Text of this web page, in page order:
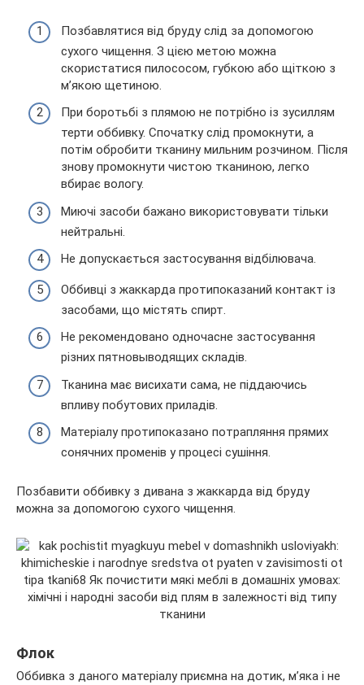
Позбавлятися від бруду слід за допомогою
сухого чищення. З цією метою можна
скористатися пилососом, губкою або щіткою з
м’якою щетиною.
При боротьбі з плямою не потрібно із зусиллям
терти оббивку. Спочатку слід промокнути, а
потім обробити тканину мильним розчином. Після
знову промокнути чистою тканиною, легко
вбирає вологу.
Миючі засоби бажано використовувати тільки
нейтральні.
Не допускається застосування відбілювача.
Оббивці з жаккарда протипоказаний контакт із
засобами, що містять спирт.
Не рекомендовано одночасне застосування
різних пятновыводящих складів.
Тканина має висихати сама, не піддаючись
впливу побутових приладів.
Матеріалу протипоказано потрапляння прямих
сонячних променів у процесі сушіння.
Позбавити оббивку з дивана з жаккарда від бруду
можна за допомогою сухого чищення.
Флок
Оббивка з даного матеріалу приємна на дотик, м’яка і не